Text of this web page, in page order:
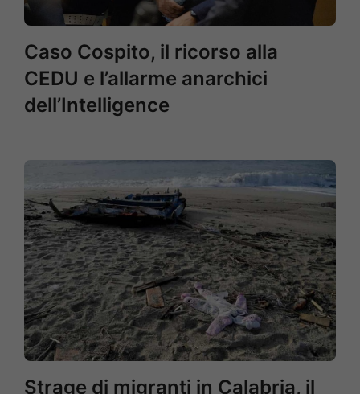
Caso Cospito, il ricorso alla
CEDU e l’allarme anarchici
dell’Intelligence
Strage di migranti in Calabria, il